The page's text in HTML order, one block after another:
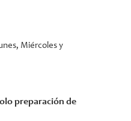
Miércoles y
preparación de